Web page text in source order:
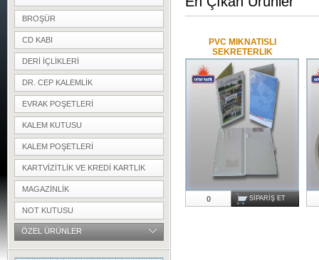
BROŞÜR
CD KABI
DERI IÇLIKLERI
DR. CEP KALEMLIK
EVRAK POŞETLERI
KALEM KUTUSU
KALEM POŞETLERI
KARTVIZITLIK VE KREDI KARTLIK
MAGAZINLIK
NOT KUTUSU
ÖZEL ÜRÜNLER
PVC MIKNATISLI
SEKRETERLIK
0 SIPARIŞ ET